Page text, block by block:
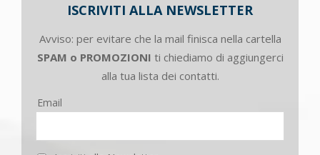
ISCRIVITI ALLA NEWSLETTER
Avviso: per evitare che la mail finisca nella cartella
SPAM o PROMOZIONI ti chiediamo di aggiungerci
alla tua lista dei contatti.
Email